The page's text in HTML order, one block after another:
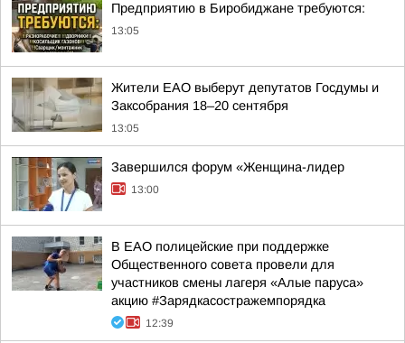
Предприятию в Биробиджане требуются:
13:05
Жители ЕАО выберут депутатов Госдумы и
Заксобрания 18–20 сентября
13:05
Завершился форум «Женщина-лидер
13:00
В ЕАО полицейские при поддержке
Общественного совета провели для
участников смены лагеря «Алые паруса»
акцию #Зарядкасостражемпорядка
12:39